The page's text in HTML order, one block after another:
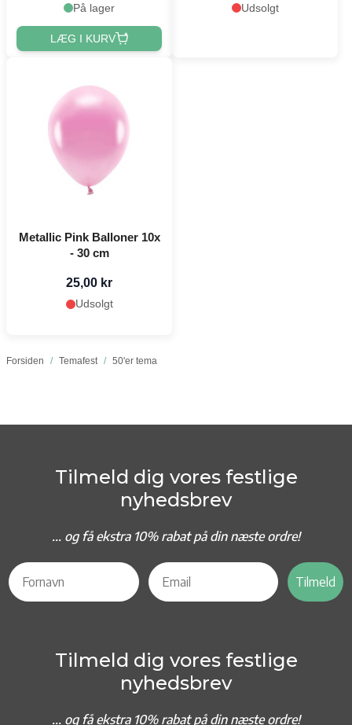
Forsiden / Temafest / 50'er tema
På lager
LÆG I KURV
Udsolgt
Metallic Pink Balloner 10x
- 30 cm
25,00 kr
Udsolgt
Tilmeld dig vores festlige
nyhedsbrev
... og få ekstra 10% rabat på din næste ordre!
Tilmeld
Tilmeld dig vores festlige
nyhedsbrev
... og få ekstra 10% rabat på din næste ordre!